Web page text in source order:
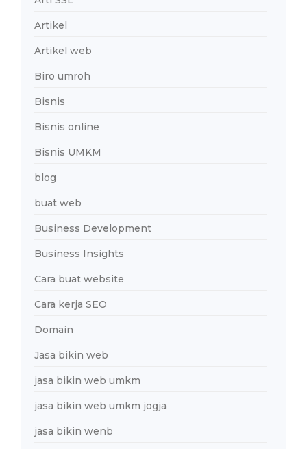
Artikel
Artikel web
Biro umroh
Bisnis
Bisnis online
Bisnis UMKM
blog
buat web
Business Development
Business Insights
Cara buat website
Cara kerja SEO
Domain
Jasa bikin web
jasa bikin web umkm
jasa bikin web umkm jogja
jasa bikin wenb